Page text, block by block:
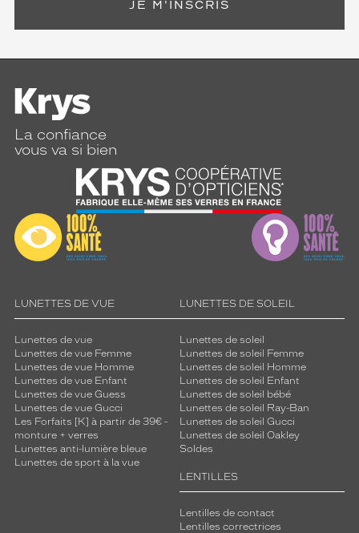
JE M'INSCRIS
La confiance
vous va si bien
LUNETTES DE VUE
Lunettes de vue
Lunettes de vue Femme
Lunettes de vue Homme
Lunettes de vue Enfant
Lunettes de vue Guess
Lunettes de vue Gucci
Les Forfaits [K] à partir de 39€ -
monture + verres
Lunettes anti-lumière bleue
Lunettes de sport à la vue
LUNETTES DE SOLEIL
Lunettes de soleil
Lunettes de soleil Femme
Lunettes de soleil Homme
Lunettes de soleil Enfant
Lunettes de soleil bébé
Lunettes de soleil Ray-Ban
Lunettes de soleil Gucci
Lunettes de soleil Oakley
Soldes
LENTILLES
Lentilles de contact
Lentilles correctrices